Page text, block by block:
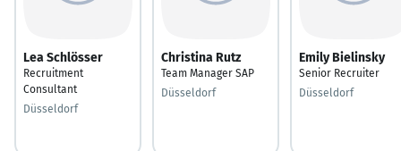
Lea Schlösser
Recruitment
Consultant
Düsseldorf
Christina Rutz
Team Manager SAP
Düsseldorf
Emily Bielinsky
Senior Recruiter
Düsseldorf